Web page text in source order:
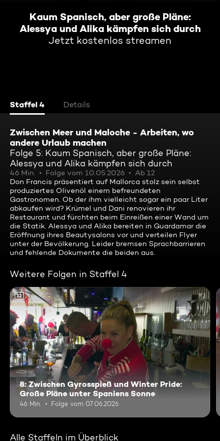
Kaum Spanisch, aber große Pläne:
Alessya und Alika kämpfen sich durch
Jetzt kostenlos streamen
Staffel 4 Details
Zwischen Meer und Maloche - Arbeiten, wo
andere Urlaub machen
Folge 5: Kaum Spanisch, aber große Pläne:
Alessya und Alika kämpfen sich durch
46 Min. Folge vom 10.05.2026
Ab 12
Don Francis präsentiert auf Mallorca stolz sein selbst
produziertes Olivenöl einem befreundeten
Gastronomen. Ob der ihm vielleicht sogar ein paar Liter
abkaufen wird? Krümel und Dani renovieren ihr
Restaurant und fürchten beim Einreißen einer Wand um
die Statik. Alessya und Alika bereiten in Guardamar die
Eröffnung ihres Beautysalons vor und verteilen Flyer
unter der Bevölkerung. Leider bremsen Sprachbarrieren
und fehlende Dokumente die beiden aus.
Weitere Folgen in Staffel 4
12
8: Zwischen Gyrosspieß und Winter Pride:
Große Pläne unter Spaniens Sonne
46 Min. Folge vom 07.06.2026
Alle Staffeln im Überblick